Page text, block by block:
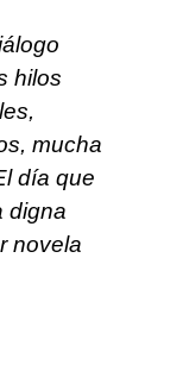
hilos
mucha
día que
digna
novela